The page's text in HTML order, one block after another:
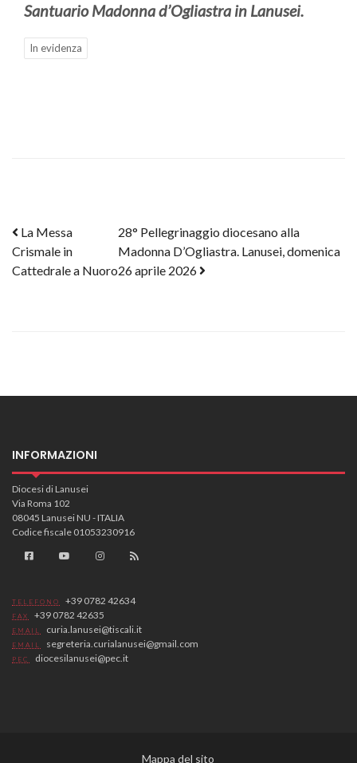
Santuario Madonna d’Ogliastra in Lanusei.
In evidenza
Post navigation
La Messa
Crismale in
Cattedrale a Nuoro
28° Pellegrinaggio diocesano alla
Madonna D’Ogliastra. Lanusei, domenica
26 aprile 2026
INFORMAZIONI
Diocesi di Lanusei
Via Roma 102
08045 Lanusei NU - ITALIA
Codice fiscale 01053230916
TELEFONO +39 0782 42634
FAX +39 0782 42635
EMAIL curia.lanusei@tiscali.it
EMAIL segreteria.curialanusei@gmail.com
PEC diocesilanusei@pec.it
Mappa del sito